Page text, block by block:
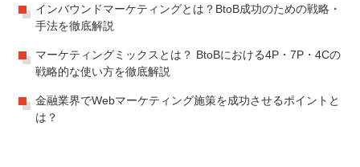
インバウンドマーケティングとは？BtoB成功のための戦略・
手法を徹底解説
マーケティングミックスとは？ BtoBにおける4P・7P・4Cの
戦略的な使い方を徹底解説
金融業界でWebマーケティング施策を成功させるポイントと
は？